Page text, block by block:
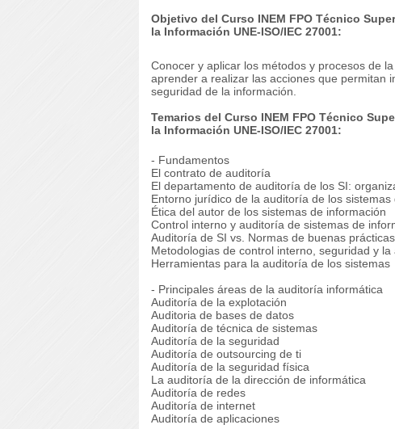
Objetivo del Curso INEM FPO Técnico
la Información UNE-ISO/IEC 27001:
Conocer y aplicar los métodos y procesos de
aprender a realizar las acciones que permitan
seguridad de la información.
Temarios del Curso INEM FPO Técnico
la Información UNE-ISO/IEC 27001:
- Fundamentos
El contrato de auditoría
El departamento de auditoría de los SI:
Entorno jurídico de la auditoría de los sistemas
Ética del autor de los sistemas de información
Control interno y auditoría de sistemas de
Auditoría de SI vs. Normas de buenas prácticas
Metodologias de control interno, seguridad y
Herramientas para la auditoría de los sistemas
- Principales áreas de la auditoría informática
Auditoría de la explotación
Auditoria de bases de datos
Auditoría de técnica de sistemas
Auditoría de la seguridad
Auditoría de outsourcing de ti
Auditoría de la seguridad física
La auditoría de la dirección de informática
Auditoría de redes
Auditoría de internet
Auditoría de aplicaciones